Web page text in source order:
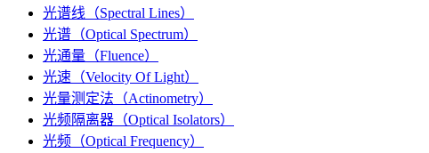
光谱线（Spectral Lines）
光谱（Optical Spectrum）
光通量（Fluence）
光速（Velocity Of Light）
光量测定法（Actinometry）
光频隔离器（Optical Isolators）
光频（Optical Frequency）